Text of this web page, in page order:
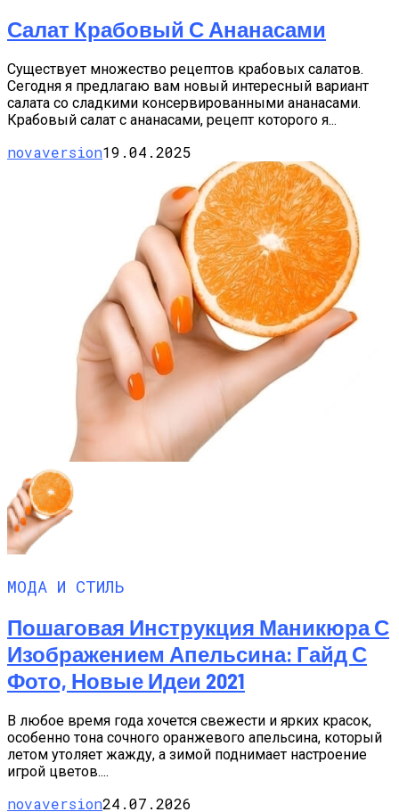
Салат Крабовый С Ананасами
Существует множество рецептов крабовых салатов.
Сегодня я предлагаю вам новый интересный вариант
салата со сладкими консервированными ананасами.
Крабовый салат с ананасами, рецепт которого я...
novaversion19.04.2025
МОДА И СТИЛЬ
Пошаговая Инструкция Маникюра С
Изображением Апельсина: Гайд С
Фото, Новые Идеи 2021
В любое время года хочется свежести и ярких красок,
особенно тона сочного оранжевого апельсина, который
летом утоляет жажду, а зимой поднимает настроение
игрой цветов....
novaversion24.07.2026